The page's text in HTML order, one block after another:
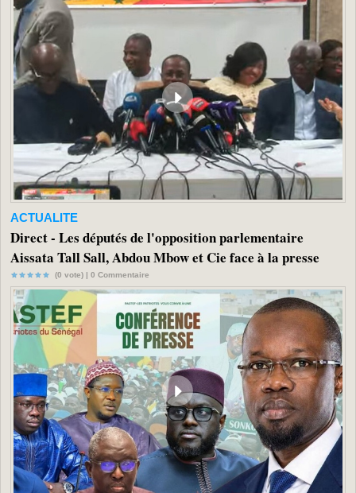
ACTUALITE
Direct - Les députés de l'opposition parlementaire
Aissata Tall Sall, Abdou Mbow et Cie face à la presse
(0 vote) | 0 Commentaire